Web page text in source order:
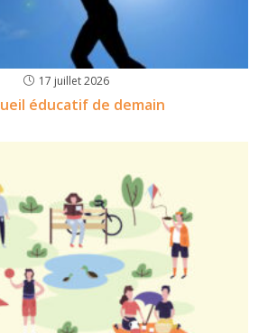
17 juillet 2026
éducatif de demain